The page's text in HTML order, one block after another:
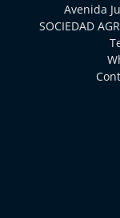
Avenida
SOCIEDAD